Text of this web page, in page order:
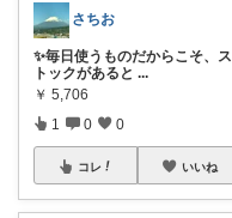
さちお
✨毎日使うものだからこそ、ス
トックがあると ...
￥ 5,706
1 0 0
コレ いいね